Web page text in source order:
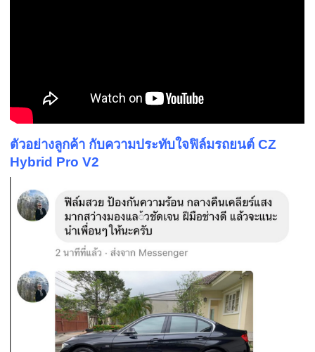
ตัวอย่างลูกค้า กับความประทับใจฟิล์มรถยนต์ CZ
Hybrid Pro V2